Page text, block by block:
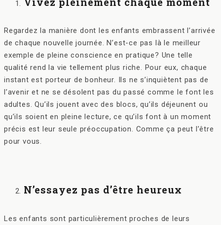
Regardez la manière dont les enfants embrassent l’arrivée
de chaque nouvelle journée. N’est-ce pas là le meilleur
exemple de pleine conscience en pratique? Une telle
qualité rend la vie tellement plus riche. Pour eux, chaque
instant est porteur de bonheur. Ils ne s’inquiètent pas de
l’avenir et ne se désolent pas du passé comme le font les
adultes. Qu’ils jouent avec des blocs, qu’ils déjeunent ou
qu’ils soient en pleine lecture, ce qu’ils font à un moment
précis est leur seule préoccupation. Comme ça peut l’être
pour vous.
N’essayez pas d’être heureux
Les enfants sont particulièrement proches de leurs